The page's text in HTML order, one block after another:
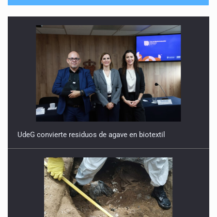
27 de Julio de 2026
Quinto Patio
24 de Julio de 2026
Quinto Patio
23 de Julio de 2026
Quinto Patio
22 de Julio de 2026
Quinto Patio
21 de Julio de 2026
UdeG convierte residuos de agave en biotextil